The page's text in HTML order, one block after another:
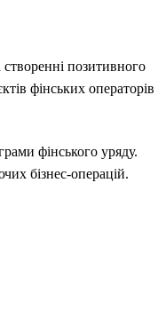
позитивного
фінських операторів
фінського уряду.
бізнес-операцій.